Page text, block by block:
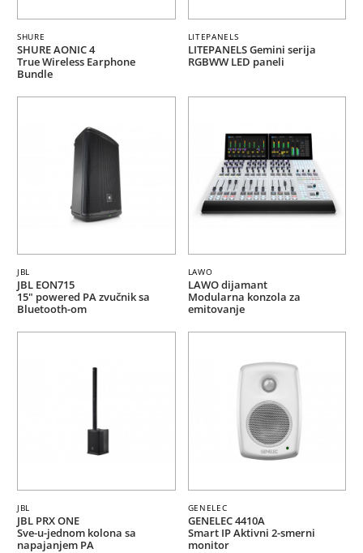
SHURE
SHURE AONIC 4
True Wireless Earphone
Bundle
LITEPANELS
LITEPANELS Gemini serija
RGBWW LED paneli
JBL
JBL EON715
15" powered PA zvučnik sa
Bluetooth-om
LAWO
LAWO dijamant
Modularna konzola za
emitovanje
JBL
JBL PRX ONE
Sve-u-jednom kolona sa
napajanjem PA
GENELEC
GENELEC 4410A
Smart IP Aktivni 2-smerni
monitor